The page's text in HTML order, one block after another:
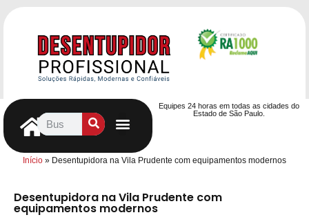
Equipes 24 horas em todas as cidades do
Estado de São Paulo.
Início » Desentupidora na Vila Prudente com equipamentos modernos
Desentupidora na Vila Prudente com
equipamentos modernos